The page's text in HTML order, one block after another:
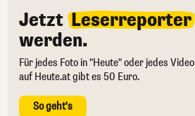
Jetzt Leserreporter
werden.
Für jedes Foto in "Heute" oder jedes Video
auf Heute.at gibt es 50 Euro.
So geht's